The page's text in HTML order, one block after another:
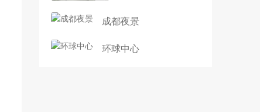
成都夜景
环球中心